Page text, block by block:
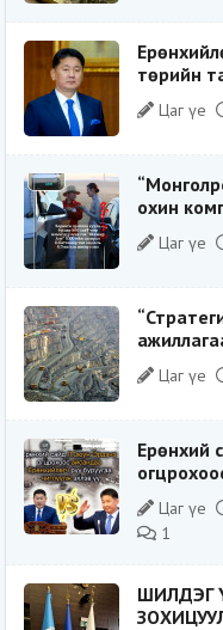
төрийн
ирэхдээ
ёсныЦаг үе
охин
ХХК-ийн
ажиллаж
Цаг үе
Цаг үе
Ерөнхий
чиглүүлж
Цаг үе
1
ШИЛДЭГ